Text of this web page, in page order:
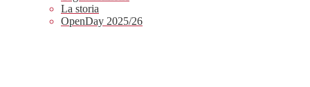
La storia
OpenDay 2025/26